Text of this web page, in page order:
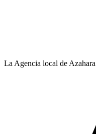
La Agencia local de Azahara